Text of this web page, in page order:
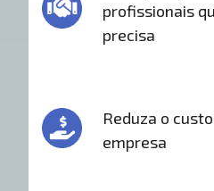
profissionais
precisa
Reduza o
empresa